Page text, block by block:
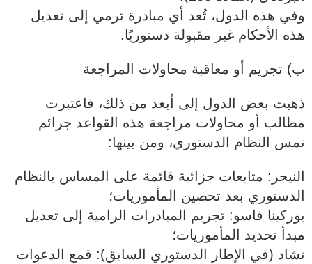
وفي هذه الدول، تُعد أي مبادرة ترمي إلى تعديل
هذه الأحكام غير مقبولة دستوريًا.
ب) تجريم أو معاقبة محاولات المراجعة
ذهبت بعض الدول إلى أبعد من ذلك، فاعتبرت
مطالب أو محاولات مراجعة هذه القواعد جرائم
تمس النظام الدستوري، ومن بينها:
النيجر: متابعات جزائية قائمة على المساس بالنظام
الدستوري بعد تحصين المأموريات؛
بوركينا فاسو: تجريم المبادرات الرامية إلى تعديل
مبدأ تحديد المأموريات؛
تشاد (في الإطار الدستوري السابق): قمع الدعوات